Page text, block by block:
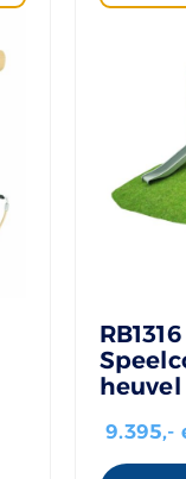
RB1316 |
heuvel
9.395,-